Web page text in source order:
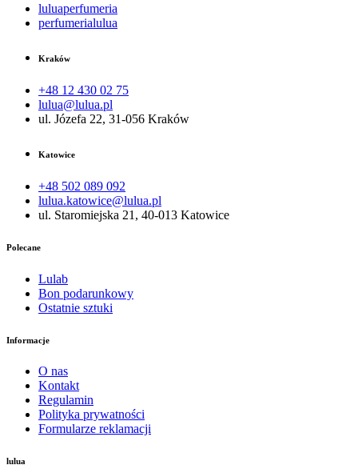
luluaperfumeria
perfumerialulua
Kraków
+48 12 430 02 75
lulua@lulua.pl
ul. Józefa 22, 31-056 Kraków
Katowice
+48 502 089 092
lulua.katowice@lulua.pl
ul. Staromiejska 21, 40-013 Katowice
Polecane
Lulab
Bon podarunkowy
Ostatnie sztuki
Informacje
O nas
Kontakt
Regulamin
Polityka prywatności
Formularze reklamacji
lulua